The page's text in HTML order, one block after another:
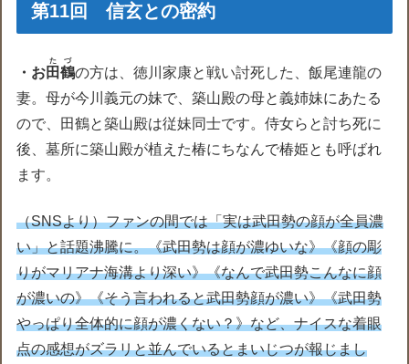
第11回 信玄との密約
・お田鶴
たづ
の方は、徳川家康と戦い討死した、飯尾連龍の
妻。母が今川義元の妹で、築山殿の母と義姉妹にあたる
ので、田鶴と築山殿は従妹同士です。侍女らと討ち死に
後、墓所に築山殿が植えた椿にちなんで椿姫とも呼ばれ
ます。
（SNSより）ファンの間では「実は武田勢の顔が全員濃
い」と話題沸騰に。《武田勢は顔が濃ゆいな》《顔の彫
りがマリアナ海溝より深い》《なんで武田勢こんなに顔
が濃いの》《そう言われると武田勢顔が濃い》《武田勢
やっぱり全体的に顔が濃くない？》など、ナイスな着眼
点の感想がズラリと並んでいるとまいじつが報じまし